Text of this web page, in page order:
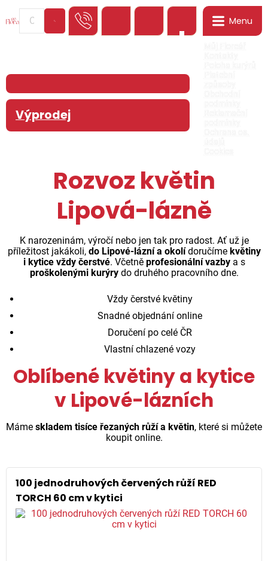
Menu
Výprodej
Rozvoz květin
Lipová-lázně
K narozeninám, výročí nebo jen tak pro radost. Ať už je
příležitost jakákoli, do Lipové-lázní a okolídoručíme květiny
i kytice vždy čerstvé. Včetně profesionální vazbya s
proškolenými kurýrydo druhého pracovního dne.
Vždy čerstvé květiny
Snadné objednání online
Doručení po celé ČR
Vlastní chlazené vozy
Oblíbené květiny a kytice
v Lipové-lázních
Máme skladem tisíce řezaných růží a květin, které si můžete
koupit online.
100 jednodruhových červených růží RED
TORCH 60 cm v kytici